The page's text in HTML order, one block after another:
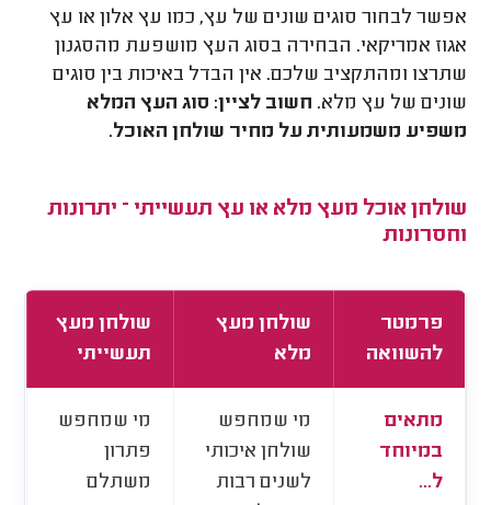
אפשר לבחור סוגים שונים של עץ, כמו עץ אלון או עץ
אגוז אמריקאי. הבחירה בסוג העץ מושפעת מהסגנון
שתרצו ומהתקציב שלכם. אין הבדל באיכות בין סוגים
שונים של עץ מלא. חשוב לציין: סוג העץ המלא
משפיע משמעותית על מחיר שולחן האוכל.
שולחן אוכל מעץ מלא או עץ תעשייתי – יתרונות
וחסרונות
פרמטר
להשוואה
שולחן מעץ
מלא
שולחן מעץ
תעשייתי
מתאים
במיוחד
ל...
מי שמחפש
שולחן איכותי
לשנים רבות
מי שמחפש
פתרון
משתלם